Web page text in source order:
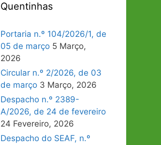
Quentinhas
Portaria n.º 104/2026/1, de
05 de março 5 Março,
2026
Circular n.º 2/2026, de 03
de março 3 Março, 2026
Despacho n.º 2389-
A/2026, de 24 de fevereiro
24 Fevereiro, 2026
Despacho do SEAF, n.º